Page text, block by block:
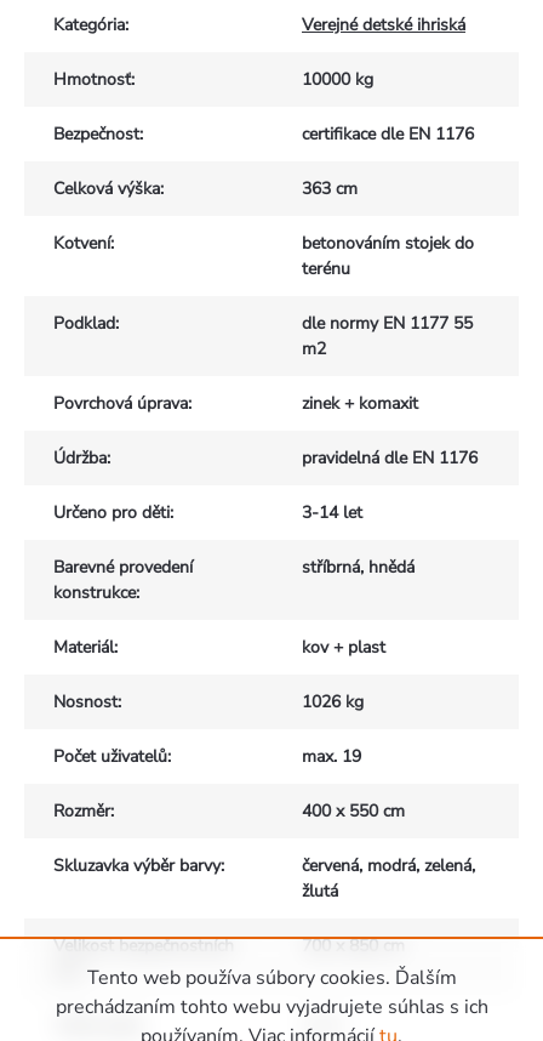
Tento web používa súbory cookies. Ďalším
prechádzaním tohto webu vyjadrujete súhlas s ich
Kategória: Verejné detské ihriská
Hmotnosť: 10000 kg
Bezpečnost: certifikace dle EN 1176
Celková výška: 363 cm
Kotvení:
betonováním stojek do
terénu
Podklad:
dle normy EN 1177 55
m2
Povrchová úprava: zinek + komaxit
Údržba: pravidelná dle EN 1176
Určeno pro děti: 3-14 let
Barevné provedení
konstrukce:
stříbrná, hnědá
Materiál: kov + plast
Nosnost: 1026 kg
Počet uživatelů: max. 19
Rozměr: 400 x 550 cm
Skluzavka výběr barvy:
červená, modrá, zelená,
žlutá
Velikost bezpečnostních
700 x 850 cm
1,5 m